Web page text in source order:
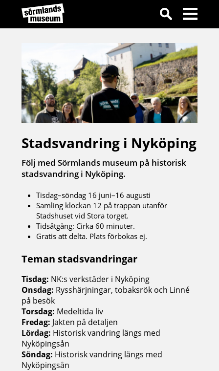
Stadsvandring i Nyköping
Följ med Sörmlands museum på historisk
stadsvandring i Nyköping.
Tisdag–söndag 16 juni–16 augusti
Samling klockan 12 på trappan utanför
Stadshuset vid Stora torget.
Tidsåtgång: Cirka 60 minuter.
Gratis att delta. Plats förbokas ej.
Teman stadsvandringar
Tisdag: NK:s verkstäder i Nyköping
Onsdag: Rysshärjningar, tobaksrök och Linné
på besök
Torsdag: Medeltida liv
Fredag: Jakten på detaljen
Lördag: Historisk vandring längs med
Nyköpingsån
Söndag: Historisk vandring längs med
Nyköpingsån